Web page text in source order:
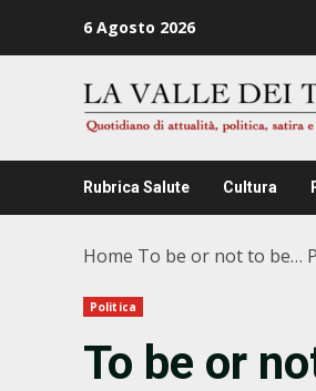
6 Agosto 2026
Rubrica Salute Cultura
Home To be or not to be…
Politica
To be or